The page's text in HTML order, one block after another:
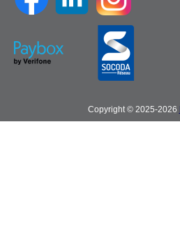
Copyright © 2025-2026